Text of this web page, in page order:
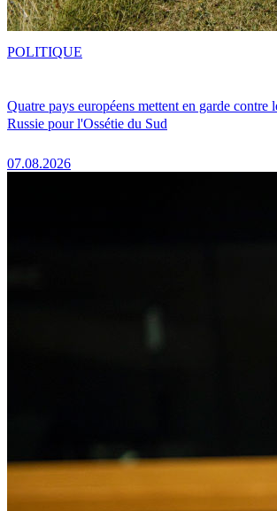
Quatre pays européens mettent en garde contre
Russie pour l'Ossétie du Sud
07.08.2026
POLITIQUE